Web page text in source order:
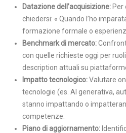
Datazione dell’acquisizione: Per
chiedersi: « Quando l’ho
formazione formale o
Benchmark di mercato:
con quelle richieste oggi per
description attuali su
Impatto tecnologico:Valutare
tecnologie (es. AI generativa,
stanno impattando o
competenze.
Piano di aggiornamento: